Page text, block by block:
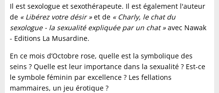
Il est sexologue et sexothérapeute. Il est également l'auteur
de « Libérez votre désir »et de « Charly, le chat du
sexologue - la sexualité expliquée par un chat »avec Nawak
- Editions La Musardine.
En ce mois d’Octobre rose, quelle est la symbolique des
seins ? Quelle est leur importance dans la sexualité ? Est-ce
le symbole féminin par excellence ? Les fellations
mammaires, un jeu érotique ?